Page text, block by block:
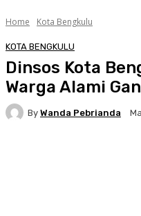
Home Kota Bengkulu
KOTA BENGKULU
Dinsos Kota
Warga Alami
By Wanda Pebrianda